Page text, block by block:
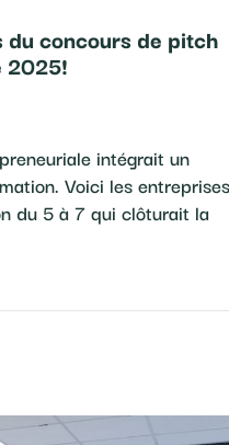
du concours de pitch
2025!
intégrait un
Voici les entreprises
du 5 à 7 qui clôturait la